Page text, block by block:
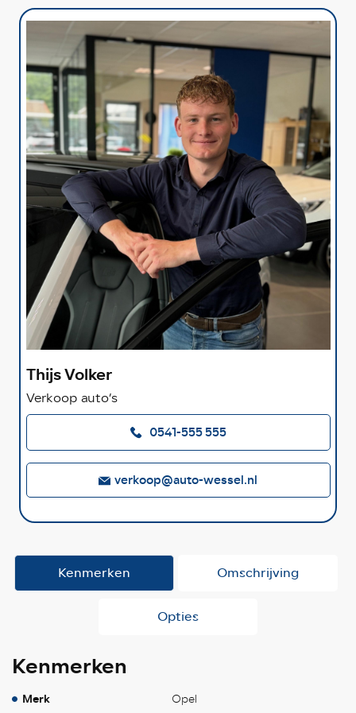
Thijs Volker
Verkoop auto’s
0541-555 555
verkoop@auto-wessel.nl
Kenmerken Omschrijving
Opties
Kenmerken
Merk Opel